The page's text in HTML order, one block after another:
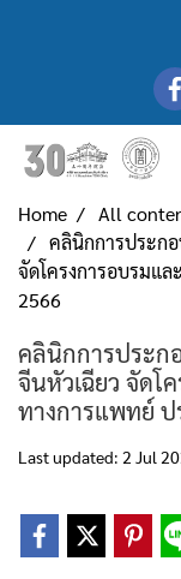
Home All
คลินิกการประก
จัดโครงการอบรมแ
2566
คลินิกการประก
จีนหัวเฉียว จัด
ทางการแพทย์ ป
Last updated: 2 Jul